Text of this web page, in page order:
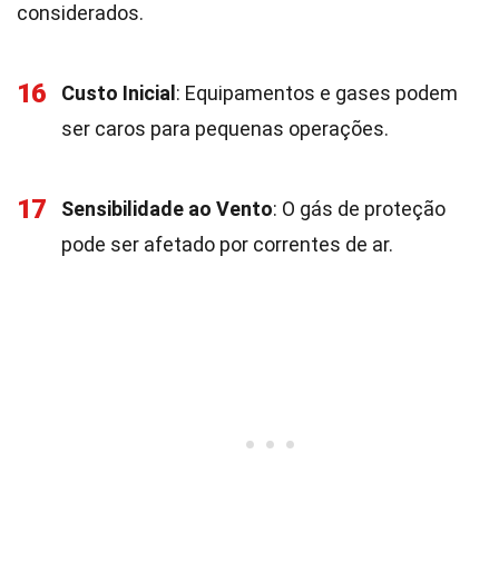
considerados.
16 Custo Inicial : Equipamentos e gases podem
ser caros para pequenas operações.
17 Sensibilidade ao Vento: O gás de proteção
pode ser afetado por correntes de ar.